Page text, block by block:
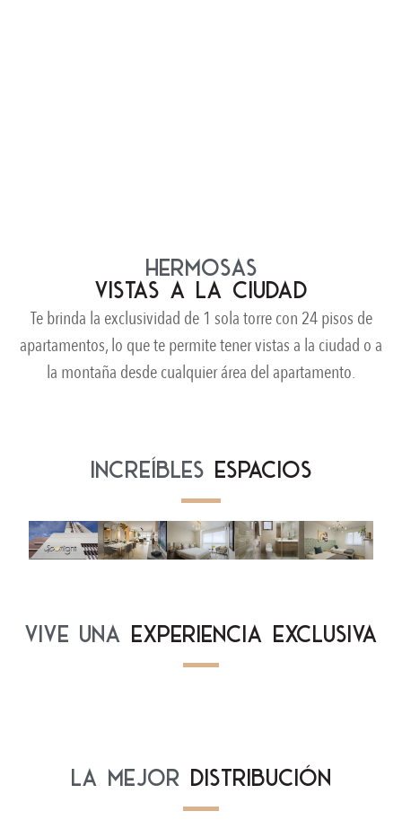
HERMOSAS
VISTAS A LA CIUDAD
Te brinda la exclusividad de 1 sola torre con 24 pisos de
apartamentos, lo que te permite tener vistas a la ciudad o a
la montaña desde cualquier área del apartamento.
INCREÍBLES ESPACIOS
VIVE UNA EXPERIENCIA EXCLUSIVA
LA MEJOR DISTRIBUCIÓN